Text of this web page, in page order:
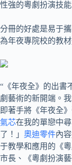
性強的粵劇扮演技
分冊的好處是易于
為年夜專院校的教
“《年夜全》的出書
劇藝術的新開端。
即著手將《年夜全
氣芯在我的單戀中尋
了！」 奧迪零件內
于教學和應用的《
市長、《粵劇扮演